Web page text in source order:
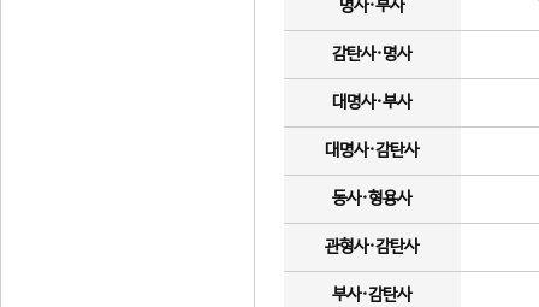
명사·부사
감탄사·명사
대명사·부사
대명사·감탄사
동사·형용사
관형사·감탄사
부사·감탄사